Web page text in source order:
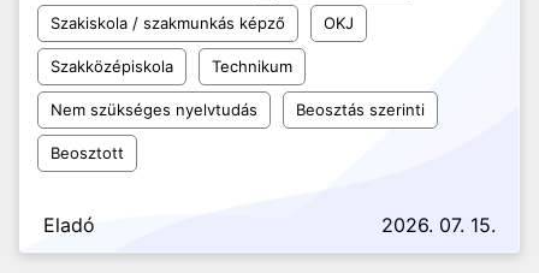
Szakiskola / szakmunkás képző OKJ
Szakközépiskola Technikum
Nem szükséges nyelvtudás Beosztás szerinti
Beosztott
Eladó 2026. 07. 15.